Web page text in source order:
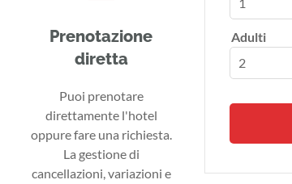
Adulti
Prenotazione
diretta
Puoi prenotare
direttamente l'hotel
oppure fare una richiesta.
La gestione di
cancellazioni, variazioni e